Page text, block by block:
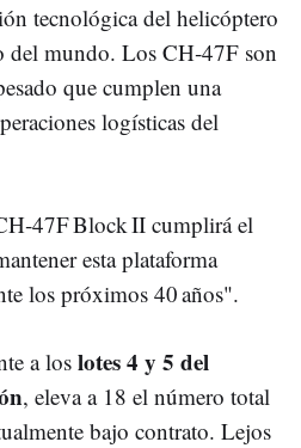
tecnológica del helicóptero
del mundo. Los CH‑47F son
que cumplen una
logísticas del
Block II cumplirá el
esta plataforma
los próximos 40 años".
a los lotes 4 y 5 del
, eleva a 18 el número total
bajo contrato. Lejos